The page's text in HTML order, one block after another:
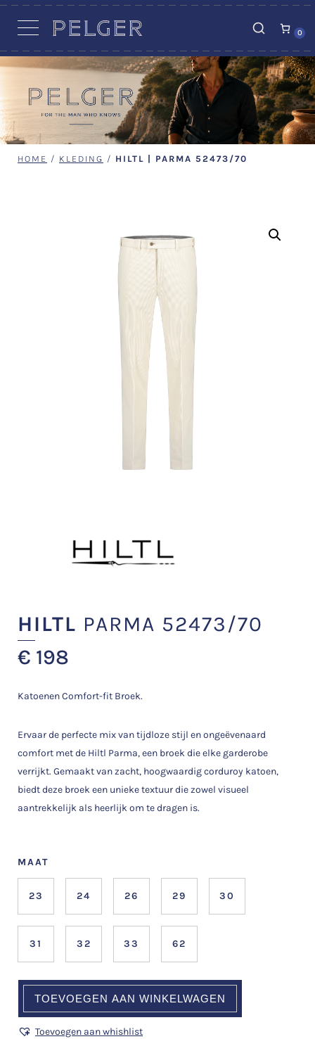
0
HOME / KLEDING / HILTL | PARMA 52473/70
HILTL PARMA 52473/70
€ 198
Katoenen Comfort-fit Broek.
Ervaar de perfecte mix van tijdloze stijl en ongeëvenaard
comfort met de Hiltl Parma, een broek die elke garderobe
verrijkt. Gemaakt van zacht, hoogwaardig corduroy katoen,
biedt deze broek een unieke textuur die zowel visueel
aantrekkelijk als heerlijk om te dragen is.
MAAT
23 24 26 29 30
31 32 33 62
TOEVOEGEN AAN WINKELWAGEN
Toevoegen aan whishlist